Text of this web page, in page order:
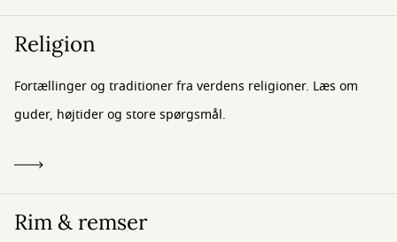
Religion
Fortællinger og traditioner fra verdens religioner. Læs om
guder, højtider og store spørgsmål.
Rim & remser